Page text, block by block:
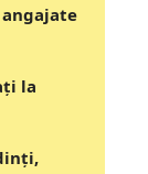
angajate
la